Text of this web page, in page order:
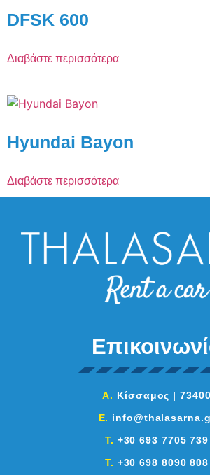
DFSK 600
Διαβάστε περισσότερα
Hyundai Bayon
Διαβάστε περισσότερα
A. Κίσσαμος | 73400
E.
T. +30 693 7705 739
T. +30 698 8090 808